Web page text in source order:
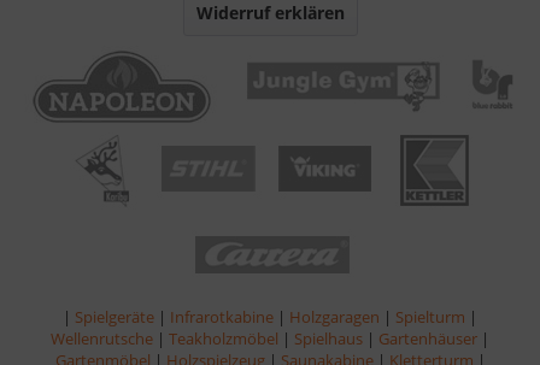
Widerruf erklären
| Spielgeräte | Infrarotkabine | Holzgaragen | Spielturm |
Wellenrutsche | Teakholzmöbel | Spielhaus | Gartenhäuser |
Gartenmöbel | Holzspielzeug | Saunakabine | Kletterturm |